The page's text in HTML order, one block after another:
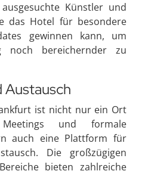
Künstler und
das Hotel für besondere
gewinnen kann, um
noch bereichernder zu
ist nicht nur ein Ort
und formale
auch eine Plattform für
Die großzügigen
bieten zahlreiche